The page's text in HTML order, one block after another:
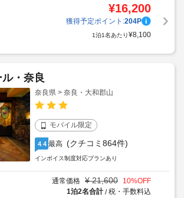
¥16,200
獲得予定ポイント:204P
1泊1名あたり¥8,100
・奈良
奈良県 > 奈良・大和郡山
モバイル限定
4.4 最高 (クチコミ864件)
インボイス制度対応プランあり
通常価格 ¥ 21,600 10%OFF
1泊2名合計/税・手数料込